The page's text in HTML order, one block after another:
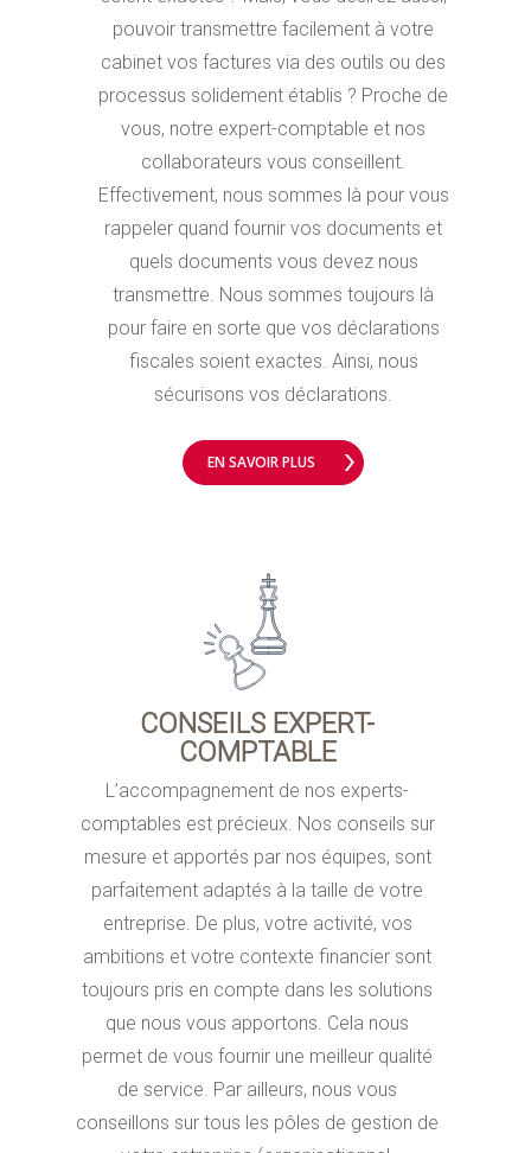
pouvoir transmettre facilement à votre
cabinet vos factures via des outils ou des
processus solidement établis ? Proche de
vous, notre expert-comptable et nos
collaborateurs vous conseillent.
Effectivement, nous sommes là pour vous
rappeler quand fournir vos documents et
quels documents vous devez nous
transmettre. Nous sommes toujours là
pour faire en sorte que vos déclarations
fiscales soient exactes. Ainsi, nous
sécurisons vos déclarations.
EN SAVOIR PLUS
CONSEILS EXPERT-
COMPTABLE
L’accompagnement de nos experts-
comptables est précieux. Nos conseils sur
mesure et apportés par nos équipes, sont
parfaitement adaptés à la taille de votre
entreprise. De plus, votre activité, vos
ambitions et votre contexte financier sont
toujours pris en compte dans les solutions
que nous vous apportons. Cela nous
permet de vous fournir une meilleur qualité
de service. Par ailleurs, nous vous
conseillons sur tous les pôles de gestion de